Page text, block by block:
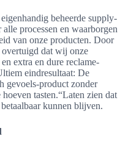
beheerde supply-
processen en waarborgen
van onze producten. Door
dat wij onze
extra en dure reclame-
eindresultaat: De
gevoels-product zonder
tasten.“Laten zien dat
kunnen blijven.